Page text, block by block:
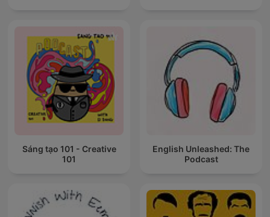
Sáng tạo 101 - Creative
101
English Unleashed: The
Podcast